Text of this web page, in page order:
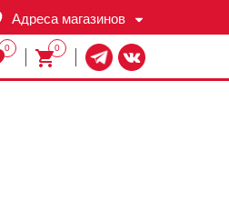
Адреса магазинов
0
0